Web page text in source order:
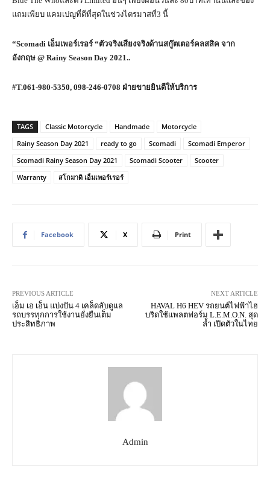
แถมเพียบ แคมเปญที่ดีที่สุดในช่วงไตรมาสที่3 นี้
“Scomadi เอ็มเพอร์เรอร์ “ตัวจริงเสียงจริงด้านสกู๊ตเตอร์คลสสิค จาก
อังกฤษ @ Rainy Season Day 2021..
#T.061-980-5350, 098-246-0708 ฝ่ายขายยินดีให้บริการ
TAGS Classic Motorcycle Handmade
Motorcycle
Rainy Season Day 2021
ready to go Scomadi
Scomadi Emperor
Scomadi Rainy Season Day 2021
Scomadi Scooter
Scooter
Warranty
สโกมาดิ เอ็มเพอร์เรอร์
Facebook X Print
PREVIOUS ARTICLE
เอ็ม เอ เอ็น แบ่งปัน 4 เคล็ดลับดูแล
รถบรรทุกการใช้งานยั่งยืนเต็ม
ประสิทธิภาพ
NEXT ARTICLE
HAVAL H6 HEV รถยนต์ไฟฟ้าไฮ
บริดใช้แพลตฟอร์ม L.E.M.O.N. สุด
ล้ำ เปิดตัวในไทย
Admin